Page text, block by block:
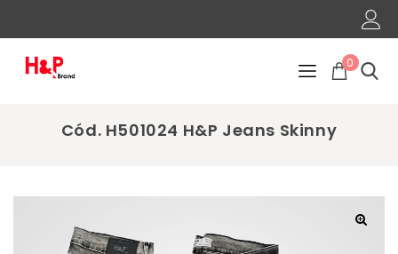
0
Cód. H501024 H&P Jeans Skinny